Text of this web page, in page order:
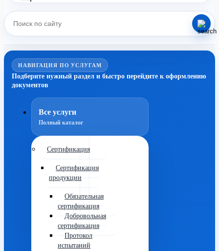
НАВИГАЦИЯ ПО УСЛУГАМ
Подберите нужный раздел и быстро перейдите к оформлению
документов
Все услуги
Полный каталог
Сертификация
Сертификация
продукции
Обязательная
сертификация
Добровольная
сертификация
Протокол
испытаний